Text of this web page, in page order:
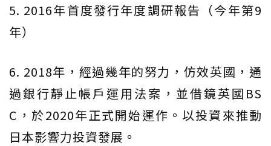
5. 2016年首度發行年度調研報告（今年第9
年）
6. 2018年，經過幾年的努力，仿效英國，通
過銀行靜止帳戶運用法案，並借鏡英國BS
C，於2020年正式開始運作。以投資來推動
日本影響力投資發展。